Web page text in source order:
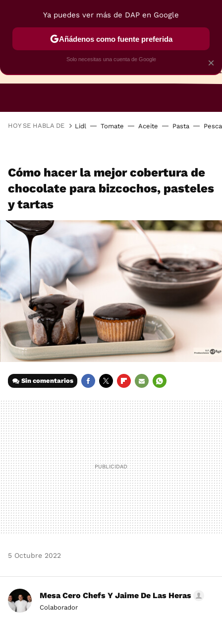
HOY SE HABLA DE Lidl Tomate Aceite Pasta
Cómo hacer la mejor cobertura de
chocolate para bizcochos, pasteles
y tartas
Sin comentarios
MAIL
5 Octubre 2022
Mesa Cero Chefs Y Jaime De Las Heras
Colaborador
×
Ya puedes ver más de DAP en Google
Añádenos como fuente preferida
Solo necesitas una cuenta de Google